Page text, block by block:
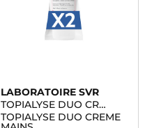
LABORATOIRE SVR
TOPIALYSE DUO CR
MAINS
TOPIALYSE DUO CREME